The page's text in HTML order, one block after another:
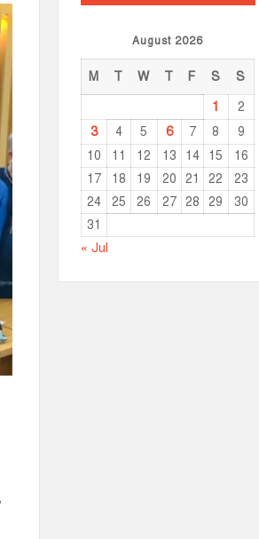
August 2026
M T W T F S S
1 2
3 4 5 6 7 8
9
10
11 12 13 14 15
16
17
18 19 20 21 22
23
24
25 26 27 28 29
30
31
« Jul